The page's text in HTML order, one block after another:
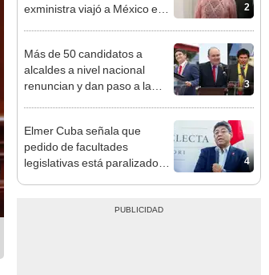
2
exministra viajó a México en
3
Más de 50 candidatos a
alcaldes a nivel nacional
renuncian y dan paso a la
4
Elmer Cuba señala que
pedido de facultades
legislativas está paralizado